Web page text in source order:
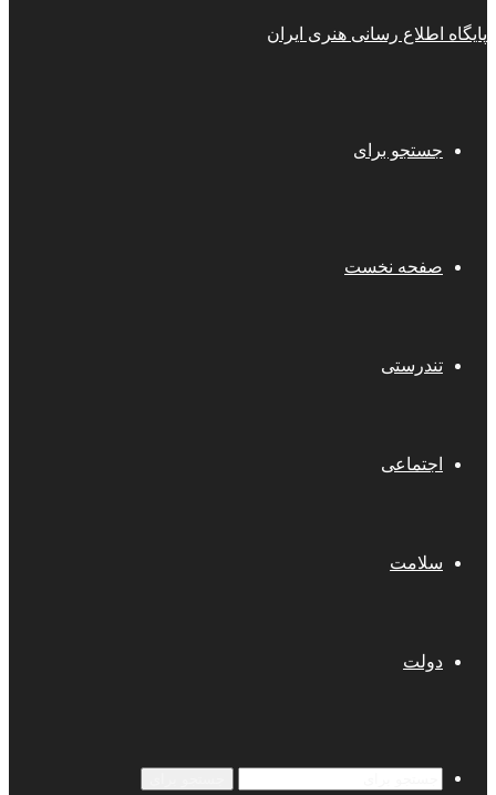
پایگاه اطلاع رسانی هنری ایران
جستجو برای
صفحه نخست
تندرستی
اجتماعی
سلامت
دولت